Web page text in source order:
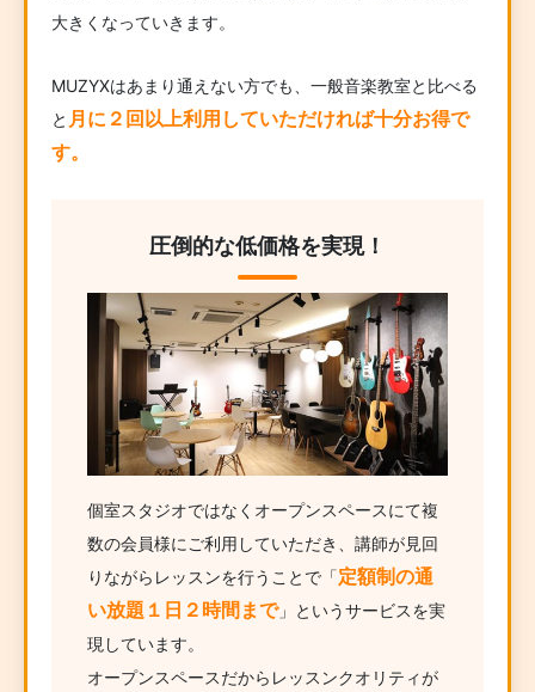
大きくなっていきます。
MUZYXはあまり通えない方でも、一般音楽教室と比べる
と 月に２回以上利用していただければ十分お得で
す。
圧倒的な低価格を実現！
個室スタジオではなくオープンスペースにて複
数の会員様にご利用していただき、講師が見回
りながらレッスンを行うことで「定額制の通
い放題１日２時間まで」というサービスを実
現しています。
オープンスペースだからレッスンクオリティが